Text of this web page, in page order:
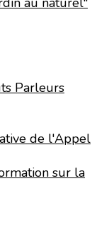
Parleurs
de l'Appel
sur la